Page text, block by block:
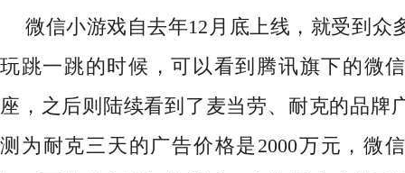
微信小游戏自去年12月底上线，就受到众
玩跳一跳的时候，可以看到腾讯旗下的微
座，之后则陆续看到了麦当劳、耐克的品牌
测为耐克三天的广告价格是2000万元，微